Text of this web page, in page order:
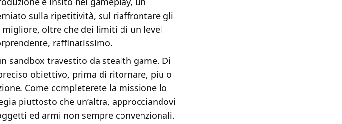
sulla ripetitività, sul riaffrontare gli
oltre che dei limiti di un level
raffinatissimo.
sandbox travestito da stealth game. Di
obiettivo, prima di ritornare, più o
Come completerete la missione lo
piuttosto che un’altra, approcciandovi
ed armi non sempre convenzionali.